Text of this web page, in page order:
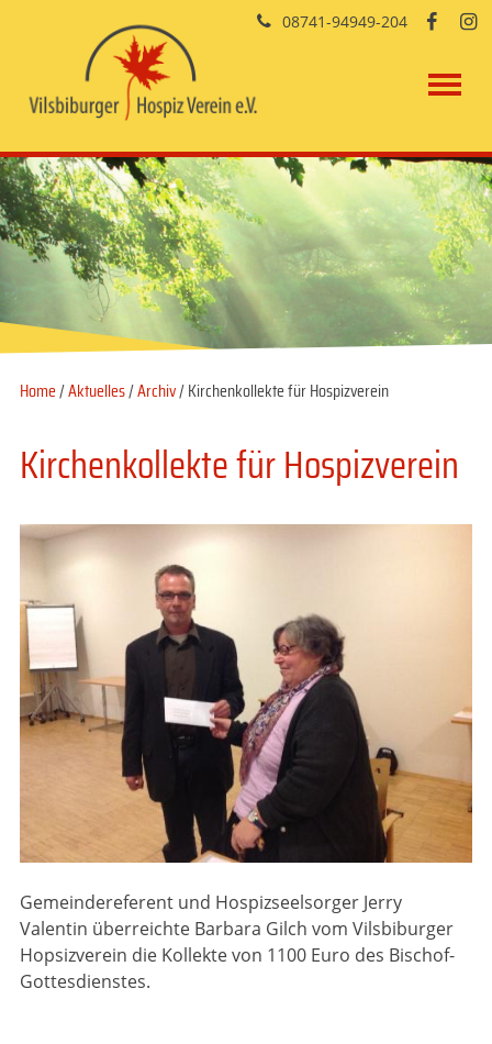
Home/Aktuelles/Archiv/ Kirchenkollekte für Hospizverein
Kirchenkollekte für Hospizverein
Gemeindereferent und Hospizseelsorger Jerry
Valentin überreichte Barbara Gilch vom Vilsbiburger
Hopsizverein die Kollekte von 1100 Euro des Bischof-
Gottesdienstes.
08741-94949-204  